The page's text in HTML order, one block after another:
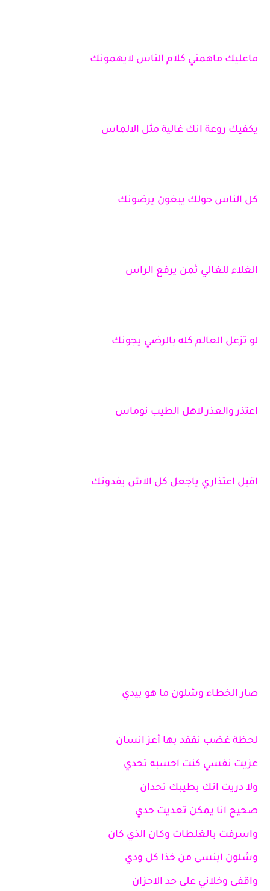
ماعليك ماهمني كلام الناس لايهمونك
يكفيك روعة انك غالية مثل الالماس
كل الناس حولك يبغون يرضونك
الغلاء للغالي ثمن يرفع الراس
لو تزعل العالم كله بالرضي يجونك
اعتذر والعذر لاهل الطيب نوماس
اقبل اعتذاري ياجعل كل الاش يفدونك
صار الخطاء وشلون ما هو بيدي
لحظة غضب نفقد بها أعز انسان
عزيت نفسي كنت احسبه تحدي
ولا دريت انك بطيبك تحدان
صحيح انا يمكن تعديت حدي
واسرفت بالغلطات وكان الذي كان
وشلون ابنسى من خذا كل ودي
واقفى وخلاني على حد الاحزان